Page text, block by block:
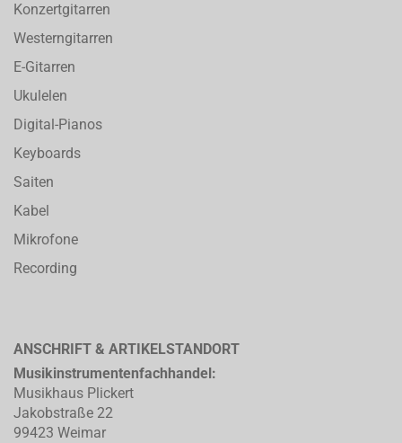
Konzertgitarren
Westerngitarren
E-Gitarren
Ukulelen
Digital-Pianos
Keyboards
Saiten
Kabel
Mikrofone
Recording
ANSCHRIFT & ARTIKELSTANDORT
Musikinstrumentenfachhandel:
Musikhaus Plickert
Jakobstraße 22
99423 Weimar